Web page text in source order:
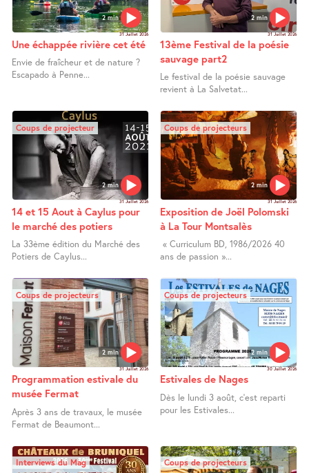
2 min
31 Juillet 2026
Une échappée rivière cet été
Envie de fraîcheur et de nature ?
Escapado à Penne...
2 min
31 Juillet 2026
13ème Festival de la poésie
sauvage part2
Le festival de la poésie sauvage
revient à La Salvetat...
2 min
Coups de projecteur
31 Juillet 2026
14 et 15 Aout à Caylus pour
le marché des potiers
La 33ème édition du Marché des
Potiers de Caylus...
2 min
Coups de projecteurs
31 Juillet 2026
Exposition de Joël Polomski
à La Tour Montsalès
« Curriculum BD, 1986/2026 40
ans de passion »...
2 min
Coups de projecteurs
31 Juillet 2026
Programmation estivale du
musée Fermat
Après 3 ans de travaux, le musée
Fermat de Beaumont...
2 min
Coups de projecteurs
30 Juillet 2026
Estivales de Nages
Dès le lundi 3 août, c’est reparti
pour les Estivales...
Interviews du Mag Coups de projecteurs